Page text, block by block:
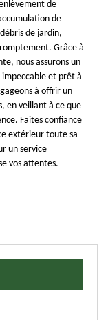
de
de
de jardin,
Grâce à
nous assurons un
et prêt à
à offrir un
en veillant à ce que
Faites confiance
extérieur toute sa
un service
vos attentes.